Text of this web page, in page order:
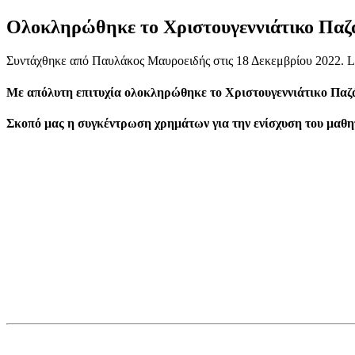
Ολοκληρώθηκε το Χριστουγεννιάτικο
Συντάχθηκε από Παυλάκος Μαυροειδής στις 18 Δεκεμβρίου 2022.
Με απόλυτη επιτυχία ολοκληρώθηκε το Χριστουγεννιάτικο
Σκοπό μας η συγκέντρωση χρημάτων για την ενίσχυση του